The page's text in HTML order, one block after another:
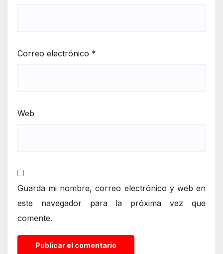
Correo electrónico *
Web
Guarda mi nombre, correo electrónico y web en
este navegador para la próxima vez que
comente.